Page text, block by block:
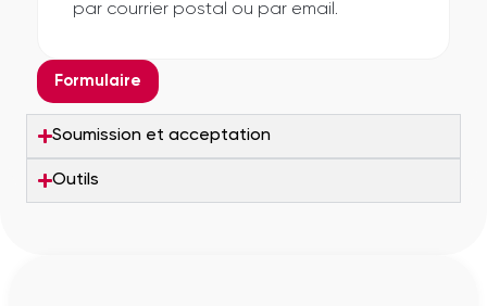
par courrier postal ou par email.
Formulaire
Soumission et acceptation
Outils